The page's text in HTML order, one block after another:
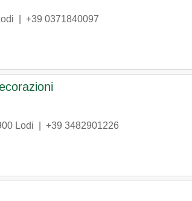
+39 0371840097
Lodi +39 3482901226